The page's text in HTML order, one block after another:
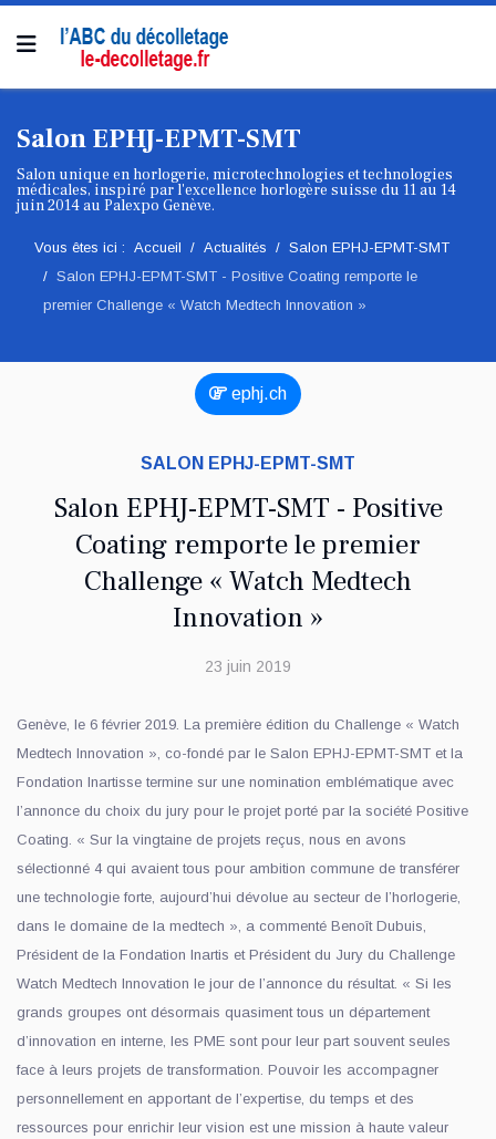
Salon EPHJ-EPMT-SMT
Salon unique en horlogerie, microtechnologies et technologies
médicales, inspiré par l'excellence horlogère suisse du 11 au 14
juin 2014 au Palexpo Genève.
Vous êtes ici : Accueil Actualités
Salon EPHJ-EPMT-SMT
Salon EPHJ-EPMT-SMT - Positive Coating remporte le
premier Challenge « Watch Medtech Innovation »
ephj.ch
SALON EPHJ-EPMT-SMT
Salon EPHJ-EPMT-SMT - Positive
Coating remporte le premier
Challenge « Watch Medtech
Innovation »
23 juin 2019
Genève, le 6 février 2019. La première édition du Challenge « Watch
Medtech Innovation », co-fondé par le Salon EPHJ-EPMT-SMT et la
Fondation Inartisse termine sur une nomination emblématique avec
l’annonce du choix du jury pour le projet porté par la société Positive
Coating. « Sur la vingtaine de projets reçus, nous en avons
sélectionné 4 qui avaient tous pour ambition commune de transférer
une technologie forte, aujourd’hui dévolue au secteur de l’horlogerie,
dans le domaine de la medtech », a commenté Benoît Dubuis,
Président de la Fondation Inartis et Président du Jury du Challenge
Watch Medtech Innovation le jour de l’annonce du résultat. « Si les
grands groupes ont désormais quasiment tous un département
d’innovation en interne, les PME sont pour leur part souvent seules
face à leurs projets de transformation. Pouvoir les accompagner
personnellement en apportant de l’expertise, du temps et des
ressources pour enrichir leur vision est une mission à haute valeur